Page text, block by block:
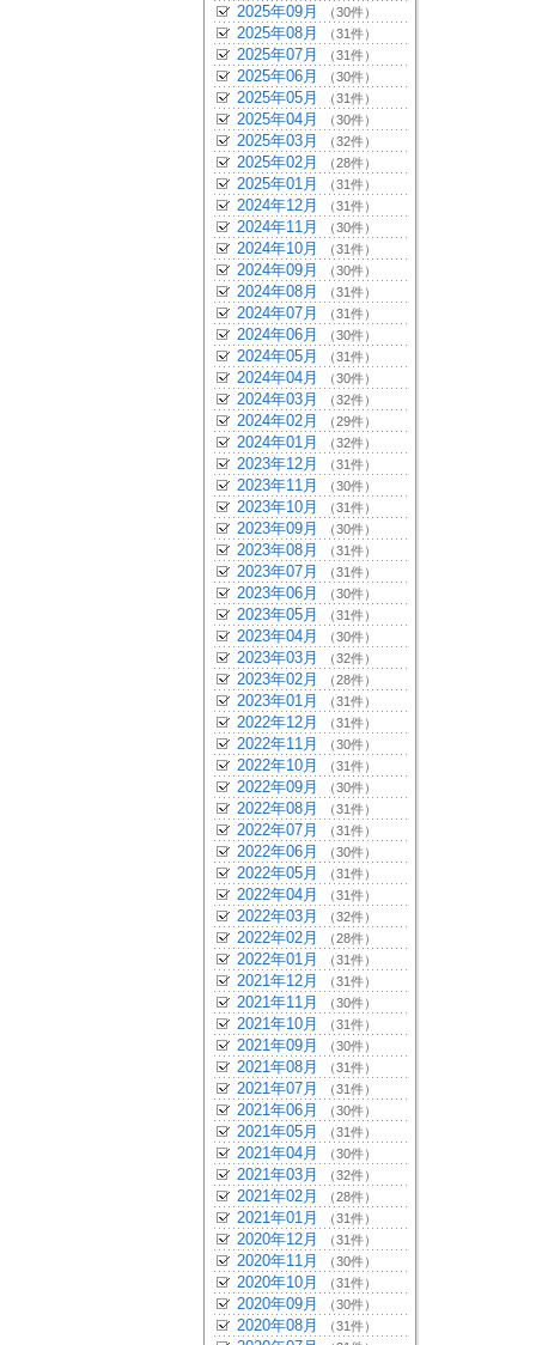
2025年09月 （30件）
2025年08月 （31件）
2025年07月 （31件）
2025年06月 （30件）
2025年05月 （31件）
2025年04月 （30件）
2025年03月 （32件）
2025年02月 （28件）
2025年01月 （31件）
2024年12月 （31件）
2024年11月 （30件）
2024年10月 （31件）
2024年09月 （30件）
2024年08月 （31件）
2024年07月 （31件）
2024年06月 （30件）
2024年05月 （31件）
2024年04月 （30件）
2024年03月 （32件）
2024年02月 （29件）
2024年01月 （32件）
2023年12月 （31件）
2023年11月 （30件）
2023年10月 （31件）
2023年09月 （30件）
2023年08月 （31件）
2023年07月 （31件）
2023年06月 （30件）
2023年05月 （31件）
2023年04月 （30件）
2023年03月 （32件）
2023年02月 （28件）
2023年01月 （31件）
2022年12月 （31件）
2022年11月 （30件）
2022年10月 （31件）
2022年09月 （30件）
2022年08月 （31件）
2022年07月 （31件）
2022年06月 （30件）
2022年05月 （31件）
2022年04月 （31件）
2022年03月 （32件）
2022年02月 （28件）
2022年01月 （31件）
2021年12月 （31件）
2021年11月 （30件）
2021年10月 （31件）
2021年09月 （30件）
2021年08月 （31件）
2021年07月 （31件）
2021年06月 （30件）
2021年05月 （31件）
2021年04月 （30件）
2021年03月 （32件）
2021年02月 （28件）
2021年01月 （31件）
2020年12月 （31件）
2020年11月 （30件）
2020年10月 （31件）
2020年09月 （30件）
2020年08月 （31件）